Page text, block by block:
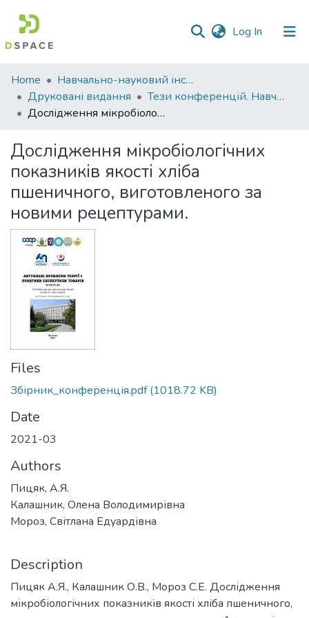
Log In (current)
Communities
&
Collections
Statistics
Home
Навчально-науковий інститут економіки, управління, права та інформаційних технологій
Друковані видання
Тези конференцій. Навчально-науковий інститут економіки, управління, права та інформаційних технологій
Дослідження мікробіологічних показників якості хліба пшеничного, виготовленого за новими рецептурами.
Дослідження мікробіологічних
показників якості хліба
пшеничного, виготовленого за
новими рецептурами.
Files
Збірник_конференція.pdf(1018.72 KB)
Date
2021-03
Authors
Пицяк, А.Я.
Калашник, Олена Володимирівна
Мороз, Світлана Едуардівна
Description
Пицяк А.Я., Калашник О.В., Мороз С.Е. Дослідження
мікробіологічних показників якості хліба пшеничного,